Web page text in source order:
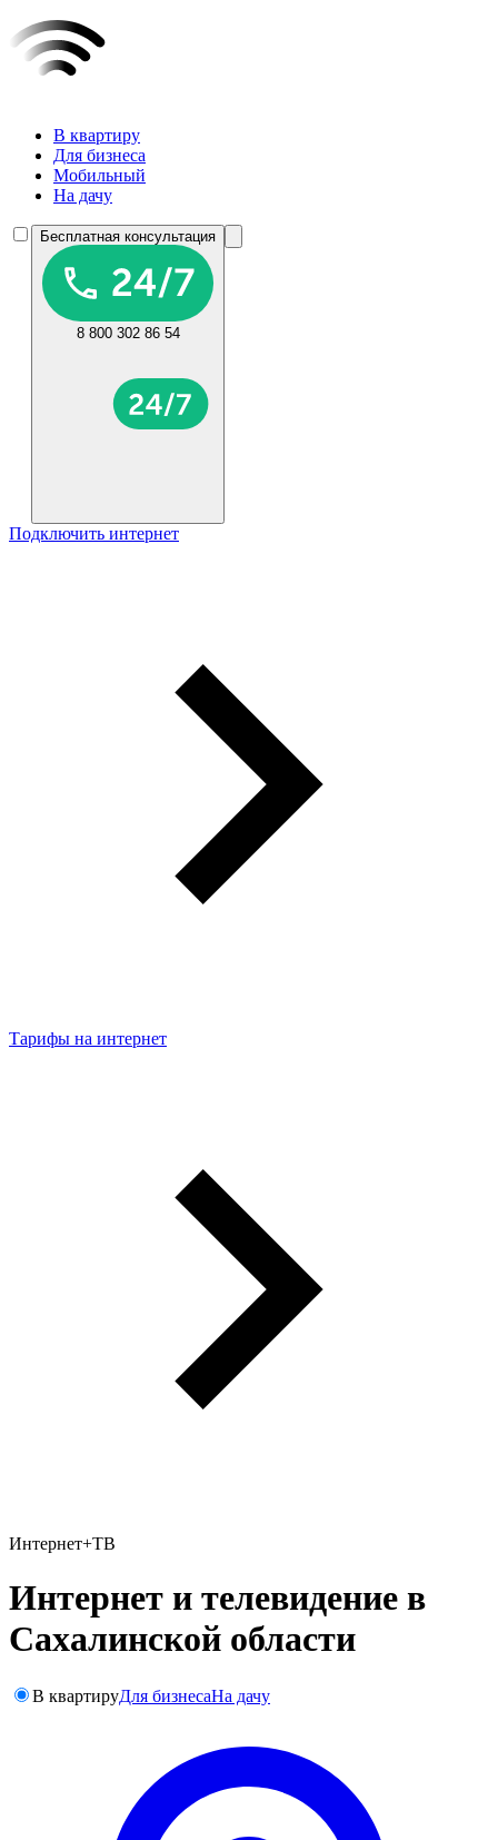
В квартиру
Для бизнеса
Мобильный
На дачу
Бесплатная консультация
8 800 302 86 54
Подключить интернет
Тарифы на интернет
Интернет+ТВ
Интернет и телевидение в
Сахалинской области
В квартируДля бизнесаНа дачу